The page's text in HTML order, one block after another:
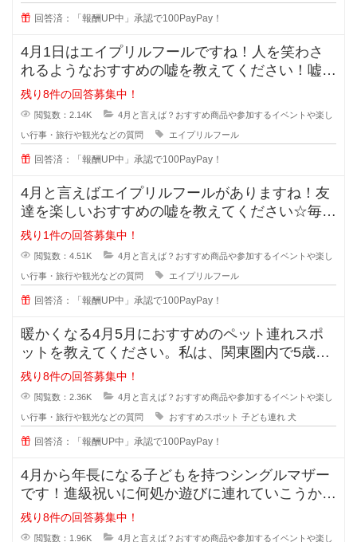
回答済：「報酬UP中」承認で100PayPay！
4月1日はエイプリルフールですね！人を笑わさ
れるようなおすすめの嘘を教えてください！嘘つ
きは泥棒のはじまりとよく言われて
残り8件の回答募集中！
閲覧数：2.14K 4月と言えば？おすすめ商品や参加するイベントや楽し
い行事・旅行や観光などの質問 エイプリルフール
回答済：「報酬UP中」承認で100PayPay！
4月と言えばエイプリルフールがありますね！友
達を楽しいおすすめの嘘を教えてください☆毎年
考えますが、中々上手に騙す事が出
残り1件の回答募集中！
閲覧数：4.51K 4月と言えば？おすすめ商品や参加するイベントや楽し
い行事・旅行や観光などの質問 エイプリルフール
回答済：「報酬UP中」承認で100PayPay！
暖かくなる4月5月におすすめのペット連れスポ
ットを教えてください。私は、関東圏内で5歳の
子ども1人と小型犬を2匹とで暮ら
残り8件の回答募集中！
閲覧数：2.36K 4月と言えば？おすすめ商品や参加するイベントや楽し
い行事・旅行や観光などの質問 おすすめスポット 子ども連れ 犬
回答済：「報酬UP中」承認で100PayPay！
4月から年長になる子どもを持つシングルマザー
です！進級祝いに何処か遊びに連れていこうか、
何かプレゼントをあげようか悩んで
残り8件の回答募集中！
閲覧数：1.96K 4月と言えば？おすすめ商品や参加するイベントや楽し